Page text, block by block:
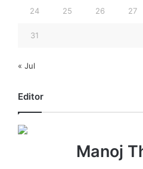
24 25 26 27
31
« Jul
Editor
Manoj